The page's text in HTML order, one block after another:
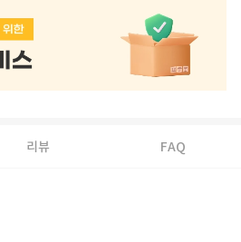
리뷰 FAQ